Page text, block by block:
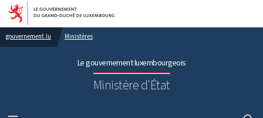
Aller au menu principal
Aller au contenu
gouvernement.lu Ministères
Le gouvernement luxembourgeois
Ministère d'État